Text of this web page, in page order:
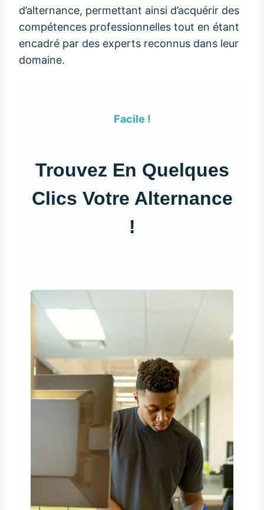
d’alternance, permettant ainsi d’acquérir des
compétences professionnelles tout en étant
encadré par des experts reconnus dans leur
domaine.
Facile !
Trouvez En Quelques
Clics Votre Alternance
!